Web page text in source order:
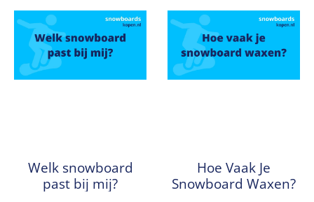
Welk snowboard
past bij mij?
Hoe Vaak Je
Snowboard Waxen?